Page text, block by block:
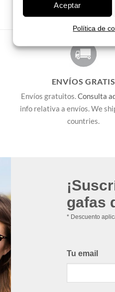
Aceptar
Política de
ENVÍOS GRATIS
Envíos gratuitos.Consulta
info relativa a envíos. We
countries.
gafas
* Descuento
Tu email